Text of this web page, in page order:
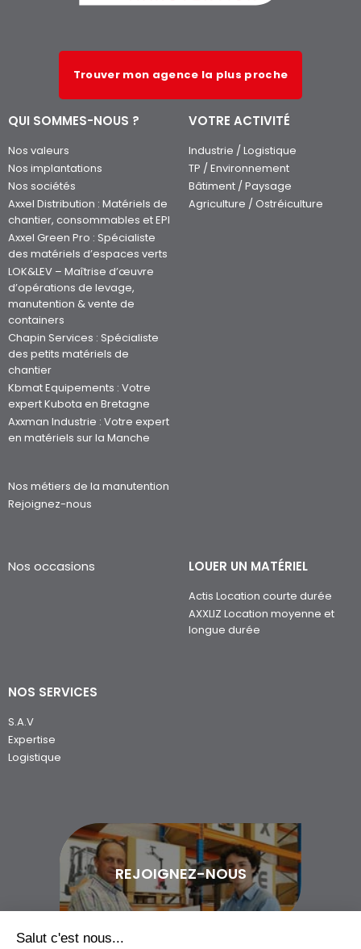
Trouver mon agence la plus proche
QUI SOMMES-NOUS ?
Nos valeurs
Nos implantations
Nos sociétés
Axxel Distribution : Matériels de
chantier, consommables et EPI
Axxel Green Pro : Spécialiste
des matériels d’espaces verts
LOK&LEV – Maîtrise d’œuvre
d’opérations de levage,
manutention & vente de
containers
Chapin Services : Spécialiste
des petits matériels de
chantier
Kbmat Equipements : Votre
expert Kubota en Bretagne
Axxman Industrie : Votre expert
en matériels sur la Manche
Nos métiers de la manutention
Rejoignez-nous
VOTRE ACTIVITÉ
Industrie / Logistique
TP / Environnement
Bâtiment / Paysage
Agriculture / Ostréiculture
Nos occasions LOUER UN MATÉRIEL
Actis Location courte durée
AXXLIZ Location moyenne et
longue durée
NOS SERVICES
S.A.V
Expertise
Logistique
REJOIGNEZ-NOUS
Salut c'est nous...